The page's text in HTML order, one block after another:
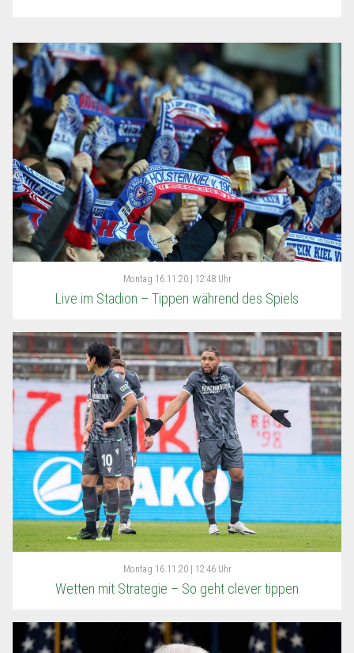
Montag 16.11.20 | 12:48 Uhr
Live im Stadion – Tippen während des Spiels
Montag 16.11.20 | 12:46 Uhr
Wetten mit Strategie – So geht clever tippen